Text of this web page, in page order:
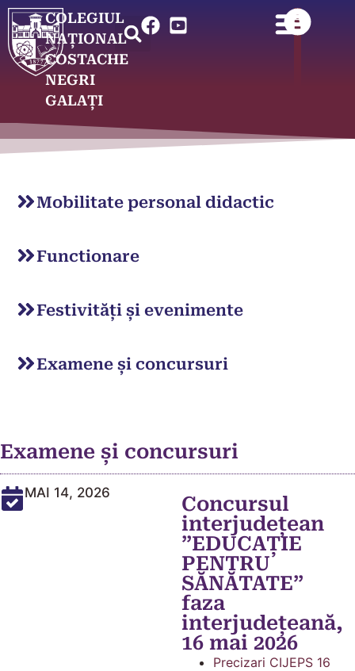
COLEGIUL
NAȚIONAL
COSTACHE
NEGRI
GALAȚI
Mobilitate personal didactic
Functionare
Festivități și evenimente
Examene și concursuri
Examene și concursuri
MAI 14, 2026
Concursul
interjudețean
”EDUCAȚIE
PENTRU
SĂNĂTATE”
faza
interjudețeană,
16 mai 2026
Precizari CIJEPS 16